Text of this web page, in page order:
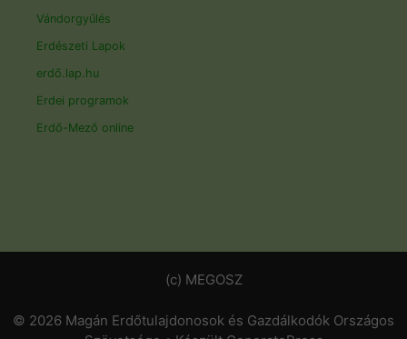
Vándorgyűlés
Erdészeti Lapok
erdő.lap.hu
Erdei programok
Erdő-Mező online
(c) MEGOSZ
© 2026 Magán Erdőtulajdonosok és Gazdálkodók Országos